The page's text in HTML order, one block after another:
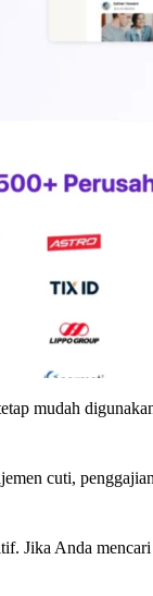
mudah
cuti,
Jika Anda